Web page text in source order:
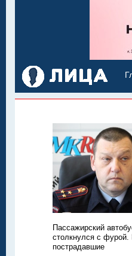
Пассажирский
столкнулся с фурой.
пострадавшие